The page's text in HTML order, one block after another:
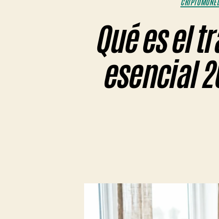
Qué es el
esencial